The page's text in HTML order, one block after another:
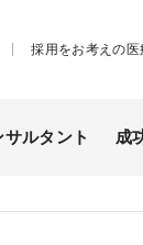
採用をお考えの
サルタント 成